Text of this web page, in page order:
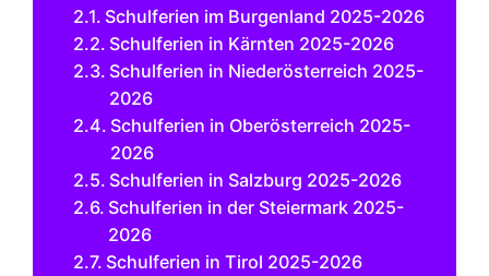
Schulferien im Burgenland 2025-2026
Schulferien in Kärnten 2025-2026
Schulferien in Niederösterreich 2025-
2026
Schulferien in Oberösterreich 2025-
2026
Schulferien in Salzburg 2025-2026
Schulferien in der Steiermark 2025-
2026
Schulferien in Tirol 2025-2026